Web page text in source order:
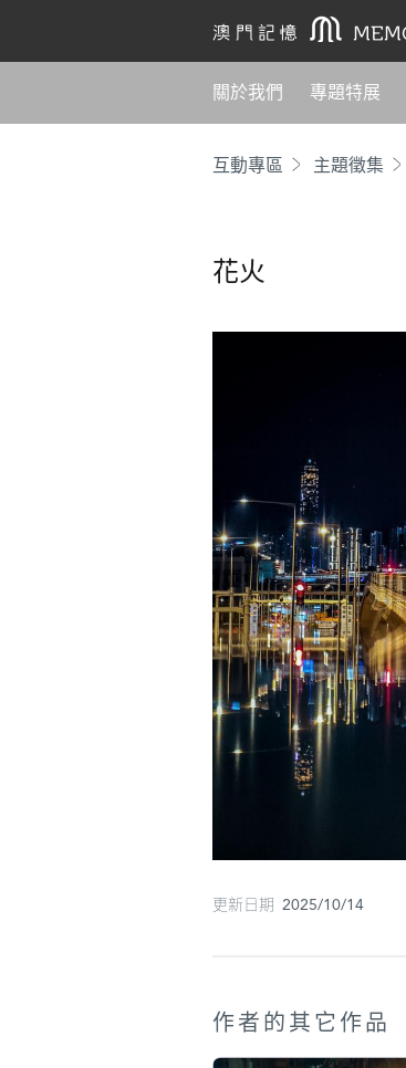
關於我們 專題特展
互動專區 主題徵集
花火
更新日期 2025/10/14
作者的其它作品